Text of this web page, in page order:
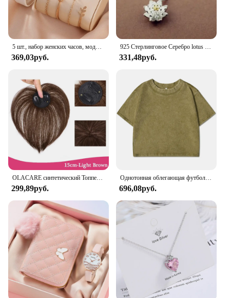
5 шт., набор женских часов, модные повседневные кварцевые часы, модный простой браслет, набор часов
369,03руб.
925 Стерлинговое Серебро lotus ожерелья и кулоны для женщин Высокое качество Стерлинговое Серебро-ювелирные изделия
331,48руб.
OLACARE синтетический Топпер шиньон накладной челка с зажимом удлинение челки натуральная накладная бахрома Невидимый Клоуз шиньон для женщин
299,89руб.
Однотонная облегающая футболка с эффектом потертости, женские модные мягкие хлопковые футболки, повседневная спортивная крутая ретро одежда с коротким рукавом для женщин
696,08руб.